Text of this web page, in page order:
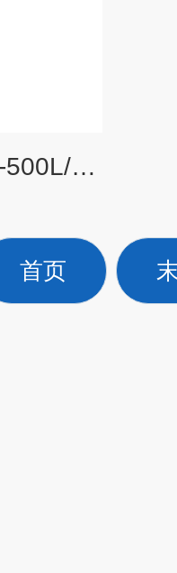
ZYSYFS-DZ-250L-500L/D实验室常规废水处理设备
首页